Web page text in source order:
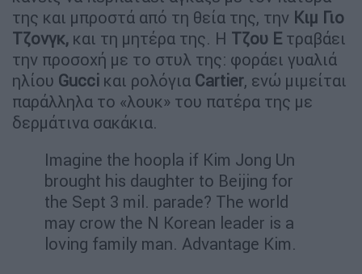
της και μπροστά από τη θεία της, την Κιμ Γιο
Τζονγκ, και τη μητέρα της. Η Τζου Ε τραβάει
την προσοχή με το στυλ της: φοράει γυαλιά
ηλίου Gucci και ρολόγια Cartier, ενώ μιμείται
παράλληλα το «λουκ» του πατέρα της με
δερμάτινα σακάκια.
Imagine the hoopla if Kim Jong Un
brought his daughter to Beijing for
the Sept 3 mil. parade? The world
may crow the N Korean leader is a
loving family man. Advantage Kim.